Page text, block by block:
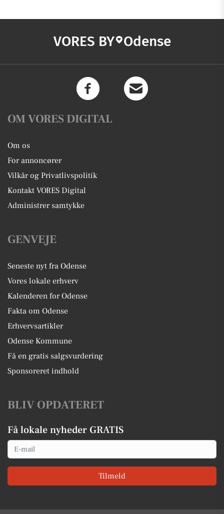
VORES BY Odense
OM VORES DIGITAL
Om os
For annoncører
Vilkår og Privatlivspolitik
Kontakt VORES Digital
Administrer samtykke
GENVEJE
Seneste nyt fra Odense
Vores lokale erhverv
Kalenderen for Odense
Fakta om Odense
Erhvervsartikler
Odense Kommune
Få en gratis salgsvurdering
Sponsoreret indhold
BLIV OPDATERET
Få lokale nyheder GRATIS
Email
Tilmeld